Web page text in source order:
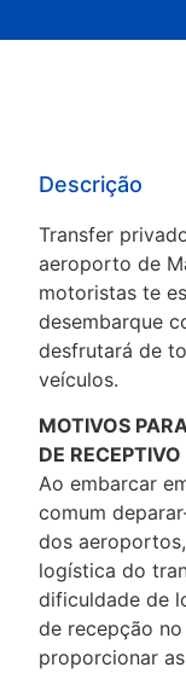
Descrição
Transfer
aeroporto de
motoristas te
desembarque
desfrutará de
veículos.
MOTIVOS
DE
Ao embarcar
comum
dos
logística do
dificuldade de
de recepção
proporcionar